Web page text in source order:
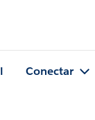
Conectar